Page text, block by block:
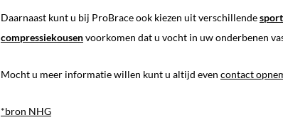
Daarnaast kunt u bij ProBrace ook kiezen uit verschillende
compressiekousenvoorkomen dat u vocht in uw onderbenen
Mocht u meer informatie willen kunt u altijd even contact
*bron NHG